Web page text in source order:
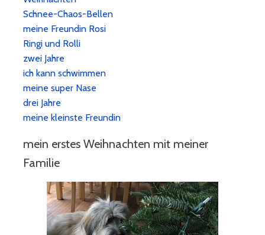
Schnee-Chaos-Bellen
meine Freundin Rosi
Ringi und Rolli
zwei Jahre
ich kann schwimmen
meine super Nase
drei Jahre
meine kleinste Freundin
mein erstes Weihnachten mit meiner
Familie